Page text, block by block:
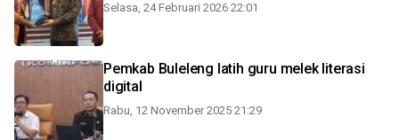
Selasa, 24 Februari 2026 22:01
Pemkab Buleleng latih guru melek literasi
digital
Rabu, 12 November 2025 21:29